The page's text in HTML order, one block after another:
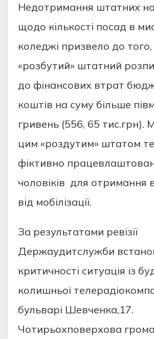
Недотримання штатних
щодо кількості посад в
коледжі призвело до
«розбутий» штатний
до фінансових втрат
коштів на суму більше
гривень (556, 65 тис.грн).
цим «роздутим» штатом
фіктивно
чоловіків для отримання
від мобілізації.
За результатами ревізії
Держаудитслужби
критичності ситуація із
колишньої
бульварі Шевченка,17.
Чотирьохповерхова